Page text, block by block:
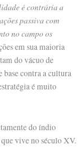
é contrária a
passiva com
no campo os
em sua maioria
do vácuo de
base contra a cultura
é muito
do índio
vive no século XV.